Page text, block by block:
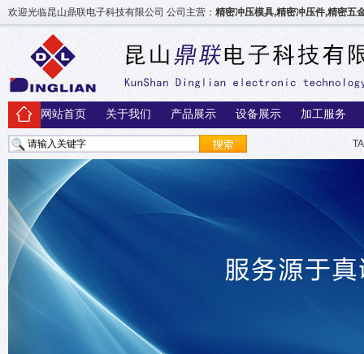
欢迎光临昆山鼎联电子科技有限公司 公司主营： 精密冲压模具,精密冲压件,精密五
网站首页 关于我们 产品展示 设备展示 加工服务